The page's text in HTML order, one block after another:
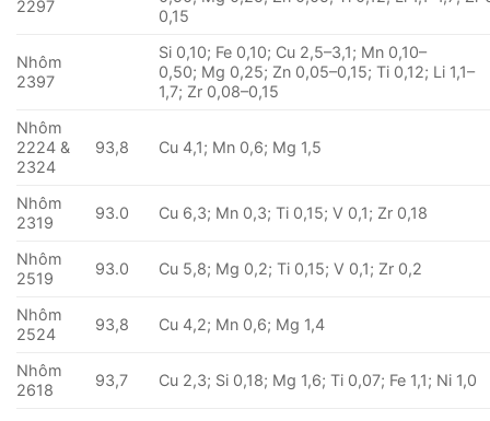
2297
0,15
Nhôm
2397
Si 0,10; Fe 0,10; Cu 2,5–3,1; Mn 0,10–
0,50; Mg 0,25; Zn 0,05–0,15; Ti 0,12; Li 1,1–
1,7; Zr 0,08–0,15
Nhôm
2224 &
2324
93,8 Cu 4,1; Mn 0,6; Mg 1,5
Nhôm
2319
93.0 Cu 6,3; Mn 0,3; Ti 0,15; V 0,1; Zr 0,18
Nhôm
2519
93.0 Cu 5,8; Mg 0,2; Ti 0,15; V 0,1; Zr 0,2
Nhôm
2524
93,8 Cu 4,2; Mn 0,6; Mg 1,4
Nhôm
2618
93,7 Cu 2,3; Si 0,18; Mg 1,6; Ti 0,07; Fe 1,1; Ni 1,0